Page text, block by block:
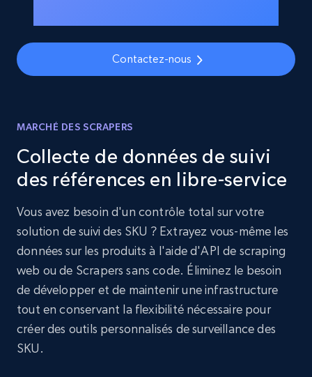
Contactez-nous
MARCHÉ DES SCRAPERS
Collecte de données de suivi
des références en libre-service
Vous avez besoin d'un contrôle total sur votre
solution de suivi des SKU ? Extrayez vous-même les
données sur les produits à l'aide d'API de scraping
web ou de Scrapers sans code. Éliminez le besoin
de développer et de maintenir une infrastructure
tout en conservant la flexibilité nécessaire pour
créer des outils personnalisés de surveillance des
SKU.